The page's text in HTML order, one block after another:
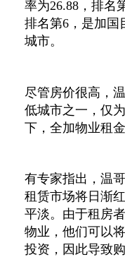
率为26.88 ，排名
排名第6 ，是加
城市。
尽管房价很高，
低城市之一，仅为
下，全加物业租
有专家指出，温
租赁市场将日渐
平淡。由于租房
物业，他们可以
投资，因此导致